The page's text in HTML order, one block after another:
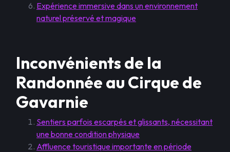
Expérience immersive dans un environnement
naturel préservé et magique
Inconvénients de la
Randonnée au Cirque de
Gavarnie
Sentiers parfois escarpés et glissants, nécessitant
une bonne condition physique
Affluence touristique importante en période